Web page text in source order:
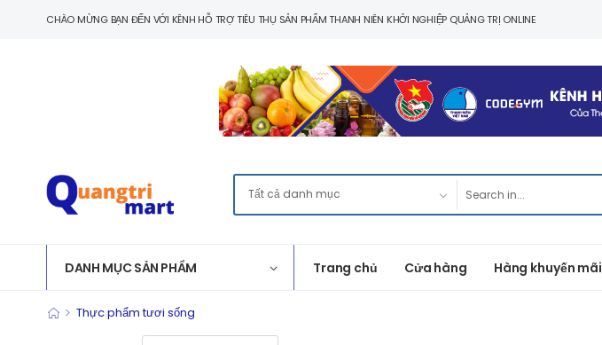
CHÀO MỪNG BẠN ĐẾN VỚI KÊNH HỖ TRỢ TIÊU THỤ SẢN PHẨM THANH NIÊN KHỞI NGHIỆP QUẢNG TRỊ ONLINE
DANH MỤC SẢN PHẨM Trang chủ Cửa hàng Hàng khuyến mãi
> Thực phẩm tươi sống